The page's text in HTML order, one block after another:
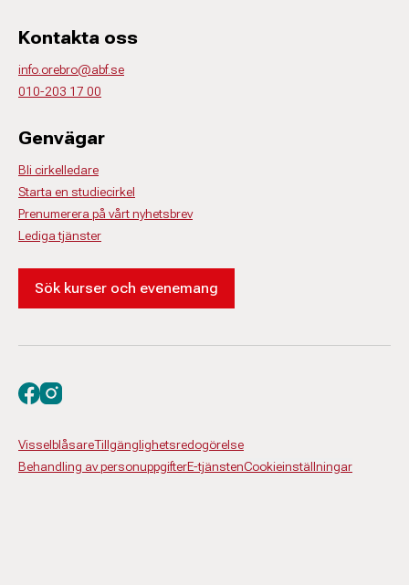
Kontakta oss
info.orebro@abf.se
010-203 17 00
Genvägar
Bli cirkelledare
Starta en studiecirkel
Prenumerera på vårt nyhetsbrev
Lediga tjänster
Sök kurser och evenemang
VisselblåsareTillgänglighetsredogörelse
Behandling av personuppgifterE-tjänstenCookieinställningar
Besök oss på facebook
Besök oss på instagram